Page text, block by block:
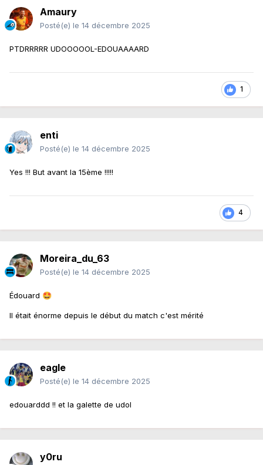
Amaury
Posté(e) le 14 décembre 2025
PTDRRRRR UDOOOOOL-EDOUAAAARD
1
enti
Posté(e) le 14 décembre 2025
Yes !!! But avant la 15ème !!!!!
4
Moreira_du_63
Posté(e) le 14 décembre 2025
Édouard 🤩
Il était énorme depuis le début du match c'est mérité
eagle
Posté(e) le 14 décembre 2025
edouarddd !! et la galette de udol
y0ru